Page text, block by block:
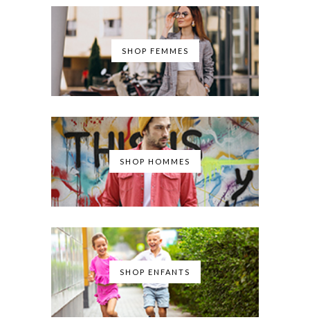
SHOP FEMMES
SHOP HOMMES
SHOP ENFANTS